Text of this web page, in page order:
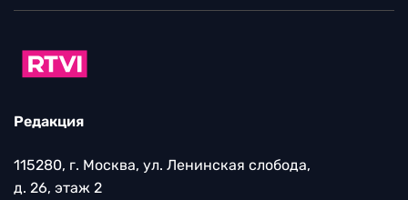
Редакция
115280, г. Москва, ул. Ленинская слобода,
д. 26, этаж 2